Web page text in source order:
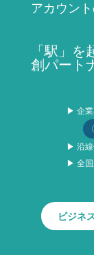
アカウン
「駅」
創パート
▶ 企業
▶ 沿線
▶ 全国
ビジネ